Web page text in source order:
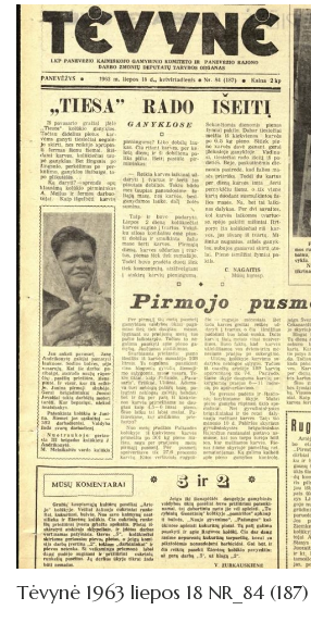
Tėvynė 1963 liepos 18 NR_84 (187)